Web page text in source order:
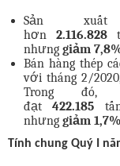
Sản
hơn 2.116.828
nhưng giảm 7,8
Bán hàng thép
với tháng 2/
Trong
đạt422.185
nhưng giảm 1,7%
Tính chung Quý I